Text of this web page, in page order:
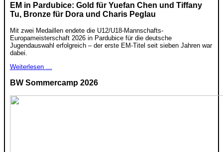
EM in Pardubice: Gold für Yuefan Chen und Tiffany
Tu, Bronze für Dora und Charis Peglau
Mit zwei Medaillen endete die U12/U18-Mannschafts-
Europameisterschaft 2026 in Pardubice für die deutsche
Jugendauswahl erfolgreich – der erste EM-Titel seit sieben Jahren war
dabei.
Weiterlesen …
BW Sommercamp 2026